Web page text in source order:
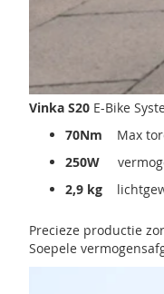
Vinka S20 E-Bike
70Nm Max
250W
2,9 kg
Precieze productie
Soepele